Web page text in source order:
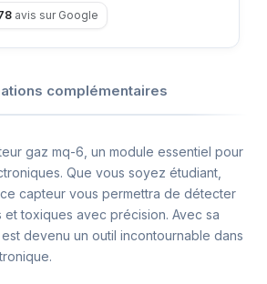
avis sur Google
complémentaires
gaz mq-6, un module essentiel pour
Que vous soyez étudiant,
capteur vous permettra de détecter
et toxiques avec précision. Avec sa
est devenu un outil incontournable dans